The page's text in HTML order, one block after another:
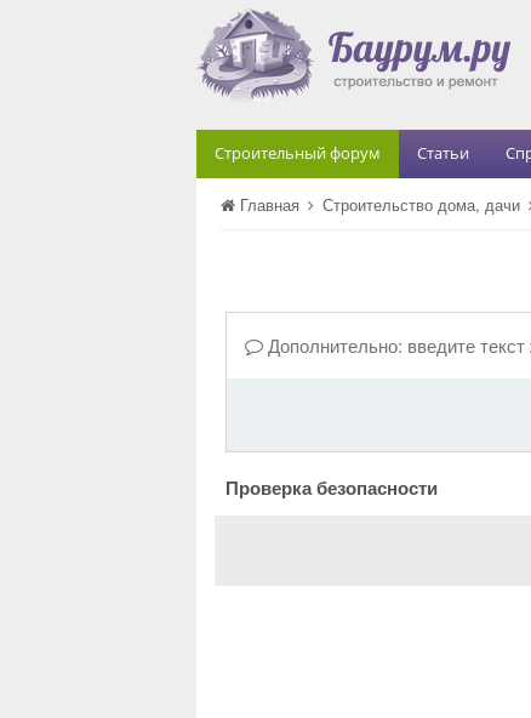
Строительный форум Статьи
Главная Строительство дома, дачи
Дополнительно: введите
Проверка безопасности